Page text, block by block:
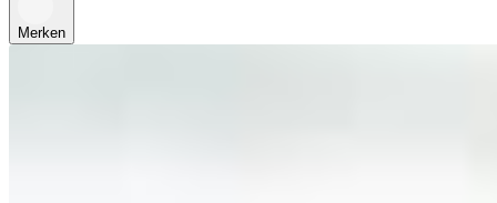
Merken